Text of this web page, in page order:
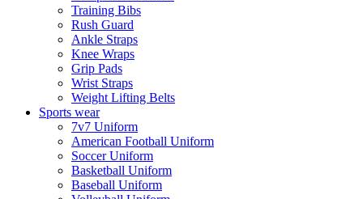
Training Bibs
Rush Guard
Ankle Straps
Knee Wraps
Grip Pads
Wrist Straps
Weight Lifting Belts
Sports wear
7v7 Uniform
American Football Uniform
Soccer Uniform
Basketball Uniform
Baseball Uniform